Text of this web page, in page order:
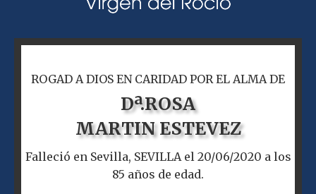
ROGAD A DIOS EN CARIDAD POR EL ALMA DE
Dª.ROSA
MARTIN ESTEVEZ
Falleció en Sevilla, SEVILLA el 20/06/2020 a los
85 años de edad.